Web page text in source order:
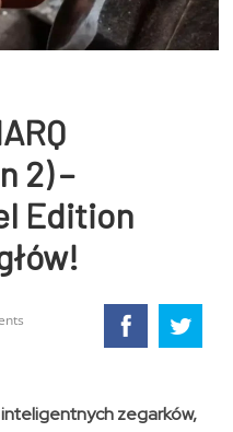
2) –
Edition
zegarków,